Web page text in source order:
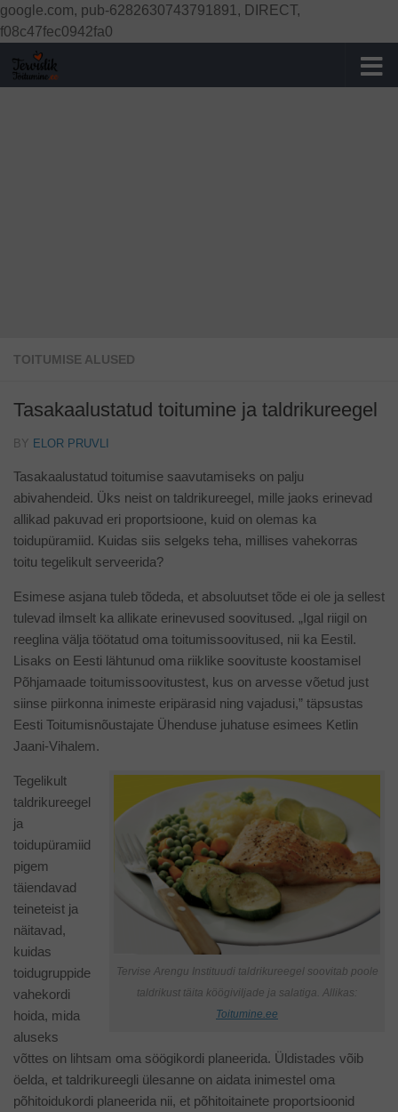
google.com, pub-6282630743791891, DIRECT,
f08c47fec0942fa0
Skip to content
TOITUMISE ALUSED
Tasakaalustatud toitumine ja taldrikureegel
BY ELOR PRUVLI
Tasakaalustatud toitumise saavutamiseks on palju
abivahendeid. Üks neist on taldrikureegel, mille jaoks erinevad
allikad pakuvad eri proportsioone, kuid on olemas ka
toidupüramiid. Kuidas siis selgeks teha, millises vahekorras
toitu tegelikult serveerida?
Esimese asjana tuleb tõdeda, et absoluutset tõde ei ole ja sellest
tulevad ilmselt ka allikate erinevused soovitused. „Igal riigil on
reeglina välja töötatud oma toitumissoovitused, nii ka Eestil.
Lisaks on Eesti lähtunud oma riiklike soovituste koostamisel
Põhjamaade toitumissoovitustest, kus on arvesse võetud just
siinse piirkonna inimeste eripärasid ning vajadusi,” täpsustas
Eesti Toitumisnõustajate Ühenduse juhatuse esimees Ketlin
Jaani-Vihalem.
Tervise Arengu Instituudi taldrikureegel soovitab poole
taldrikust täita köögiviljade ja salatiga. Allikas:
Toitumine.ee
Tegelikult
taldrikureegel
ja
toidupüramiid
pigem
täiendavad
teineteist ja
näitavad,
kuidas
toidugruppide
vahekordi
hoida, mida
aluseks
võttes on lihtsam oma söögikordi planeerida. Üldistades võib
öelda, et taldrikureegli ülesanne on aidata inimestel oma
põhitoidukordi planeerida nii, et põhitoitainete proportsioonid